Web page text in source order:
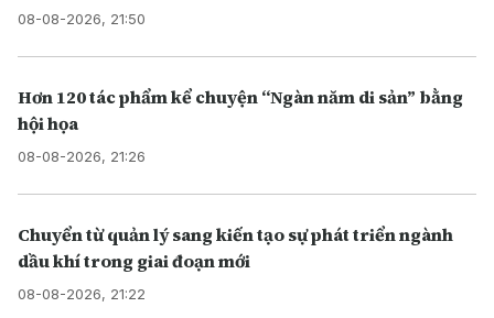
08-08-2026, 21:50
Hơn 120 tác phẩm kể chuyện “Ngàn năm di sản” bằng
hội họa
08-08-2026, 21:26
Chuyển từ quản lý sang kiến tạo sự phát triển ngành
dầu khí trong giai đoạn mới
08-08-2026, 21:22